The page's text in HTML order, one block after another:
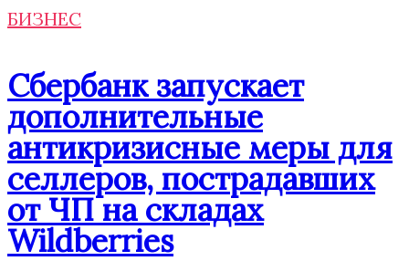
БИЗНЕС
Сбербанк запускает
дополнительные
антикризисные меры для
селлеров, пострадавших
от ЧП на складах
Wildberries